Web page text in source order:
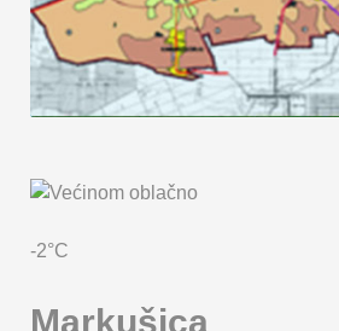
-2°C
Markušica